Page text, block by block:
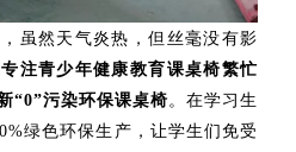
虽然天气炎热，但丝毫没有影
注青少年健康教育课桌椅繁忙
“0”污染环保课桌椅。在学习生
绿色环保生产，让学生们免受